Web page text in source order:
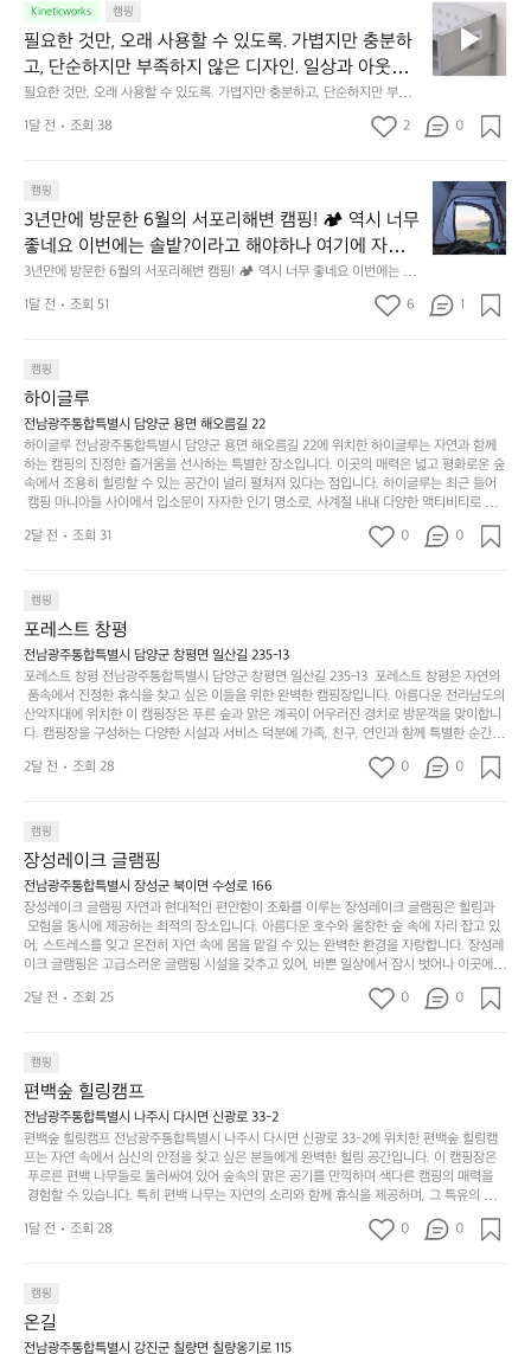
인
차
안
서
도
구
나
잠
에
기
까
이
걸
리
는
순
다.
그
럴
때
는
차
을
가
려
보
세
요.
튼
을
조
용
히
는 균형감에서 출발했습니다.  그중에서도 슬림함에 철
저히 집착했습니다. 튼튼한 내구도와 넉넉한 수납력을
해치치 않는 선에서, 가장 가볍고 얇게 설계했습니다.
이 디자인과 사용감은, 꼭 직접 손으로 만져보며 경험
해 보시기를 바랍니다.
철저히 집착했습니다. 튼튼한 내구도와 넉넉한 수납력을 해치치 않는 선에
서, 가장 가볍고 얇게 설계했습니다.  이 디자인과 사용감은, 꼭 직접 손으로
만져보며 경험해 보시기를 바랍니다.
0
년
이
넘
군
지
의
초
기
품
갑’입
니
다.
일
상
에
고
다
니
고
싶
어
는
크
기,
무
게,
이
의
아
주
미
Kineticworks 캠핑
필요한 것만, 오래 사용할 수 있도록. 가볍지만 충분하
고, 단순하지만 부족하지 않은 디자인. 일상과 아웃도
어의 경계를 자연스럽게 이어주는 RIDGE MOUNTAIN
GEAR. 키네틱웍스에서 만나보세요.
필요한 것만, 오래 사용할 수 있도록. 가볍지만 충분하고, 단순하지만 부족하
지 않은 디자인. 일상과 아웃도어의 경계를 자연스럽게 이어주는 RIDGE M
OUNTAIN GEAR. 키네틱웍스에서 만나보세요.
필
요
한
것
오
용
할
수
있
록.
분
하
고,
단
순
하
하
지
않
은
디
자
웃
도
어
의
경
럽
게
이
어
주
1달 전 조회 38 2 0
캠핑
3년만에 방문한 6월의 서포리해변 캠핑! 🏕 역시 너무
좋네요 이번에는 솔밭?이라고 해야하나 여기에 자리를
잡았는데 정말 시원하고 경치도 좋네요  서해치고 물도
맑은편, 아이들도 놀기 좋고 1박 2일은 넘 짧게 느껴지
네요  .1박 1동 1만원 (수금은 7시쯤, 동네에서 관리) .수
바로 화장실있음 .5분거리 cu .2분거리 음식점  항구에
서부터 해변까지 버스도 다니네요 ㅎㅎㅎ 아이들 엄청
좋아하네요 점심쯤도착해서 철수할때까지 물놀이 3
타임이나 했네요 ⛱️
3년만에 방문한 6월의 서포리해변 캠핑! 🏕 역시 너무 좋네요 이번에는 솔
밭?이라고 해야하나 여기에 자리를 잡았는데 정말 시원하고 경치도 좋네요
서해치고 물도 맑은편, 아이들도 놀기 좋고 1박 2일은 넘 짧게 느껴지네요  .
항구에서부터 해변까지 버스도 다니네요 ㅎㅎㅎ 아이들 엄청 좋아하네요 점
심쯤도착해서 철수할때까지 물놀이 3타임이나 했네요 ⛱️
년
만
에
문
포
리
해
변
캠
핑!
무
좋
네
요
이
이
라
고
해
야
하
리
를
잡
았
는
1달 전 조회 51 6 1
캠핑
하이글루
전남광주통합특별시 담양군 용면 해오름길 22
하이글루 전남광주통합특별시 담양군 용면 해오름길 22에 위치한 하이글루는 자연과 함께
하는 캠핑의 진정한 즐거움을 선사하는 특별한 장소입니다. 이곳의 매력은 넓고 평화로운 숲
속에서 조용히 힐링할 수 있는 공간이 널리 펼쳐져 있다는 점입니다. 하이글루는 최근 들어
캠핑 마니아들 사이에서 입소문이 자자한 인기 명소로, 사계절 내내 다양한 액티비티로 방
문객들을 맞이합니다. 특히, 하이글루의 독특한 시설인 글램핑 텐트는 고객들에게 아늑한 잠
자리를 제공하며, 캠핑의 매력을 한층 더해 줍니다. 밖에서는 자연의 소리를 들으며, 내부에
함께 좋은 시간을 보낼 수 있다는 것입니다. 또한, 하이글루 인근에는 다양한 트레킹 코스와
자전거 도로가 있어 아웃도어 활동을 좋아하는 이들에게 더욱 참조할 만한 장소가 됩니다.
담양의 아름다운 자연과 함께, 건강한 레저 활동을 즐기며 행복한 캠핑 경험을 쌓으실 수 있
습니다. 하이글루에서 특별한 순간을 만끽해보세요. 따뜻한 햇살과 함께하는 아침, 상징적인
담양의 죽녹원과 함께 어우러진 저녁, 그리고 고요한 밤하늘 아래에서 별을 바라보며 나누는
이야기들은 여러분의 캠핑 여행을 더욱 특별하게 만들어 줄 것입니다.  인기 정도: ★★★★
★
2달 전 조회 31 0 0
캠핑
포레스트 창평
전남광주통합특별시 담양군 창평면 일산길 235-13
포레스트 창평 전남광주통합특별시 담양군 창평면 일산길 235-13  포레스트 창평은 자연의
품속에서 진정한 휴식을 찾고 싶은 이들을 위한 완벽한 캠핑장입니다. 아름다운 전라남도의
산악지대에 위치한 이 캠핑장은 푸른 숲과 맑은 계곡이 어우러진 경치로 방문객을 맞이합니
다. 캠핑장을 구성하는 다양한 시설과 서비스 덕분에 가족, 친구, 연인과 함께 특별한 순간을
만들어갈 수 있는 최적의 공간이 됩니다.  포레스트 창평은 주말마다 직접 재배한 신선한 농
산물을 제공하는 캠핑장으로, 현지에서만 느낄 수 있는 자연의 맛을 경험할 수 있습니다. 또
으며 깊은 숙면을 취할 수 있는 기회를 제공합니다.  이곳은 자연과의 완벽한 조화를 이루며,
다채로운 야외 활동을 제공합니다. 특히 어린이들은 안전하게 놀 수 있는 놀이시설이 마련
되어 있어 부모님들과 함께 즐거운 시간을 보낼 수 있습니다. 주변의 다양한 관광지와 먹거
리를 탐험하는 재미도 포레스트 창평의 매력 중 하나입니다.  또한, 캠핑장을 방문한 후 지속
적으로 재방문하는 이들이 많아 인기가 날로 상승하고 있습니다. 포레스트 창평은 단순한 캠
핑 그 이상을 제공하며, 자연을 사랑하는 모든 이들에게 꼭 한번 경험해봐야 할 장소로 자리
잡았습니다.  인기 정도: ★★★★★
2달 전 조회 28 0 0
캠핑
장성레이크 글램핑
전남광주통합특별시 장성군 북이면 수성로 166
장성레이크 글램핑 자연과 현대적인 편안함이 조화를 이루는 장성레이크 글램핑은 힐링과
모험을 동시에 제공하는 최적의 장소입니다. 아름다운 호수와 울창한 숲 속에 자리 잡고 있
어, 스트레스를 잊고 온전히 자연 속에 몸을 맡길 수 있는 완벽한 환경을 자랑합니다. 장성레
이크 글램핑은 고급스러운 글램핑 시설을 갖추고 있어, 바쁜 일상에서 잠시 벗어나 이곳에
오면 사치스러운 휴식이 가능해집니다. 독립된 텐트에서 제공되는 특별한 불멍 공간은 소중
한 사람과 함께 따뜻한 이야기를 나눌 수 있는 소중한 시간을 만들어 줍니다. 또한, 주변의 자
을 창출하는 시간이 될 것입니다. 특히 식사를 좋아하는 분들에게는 매주 특별한 바비큐 파
티와 지역에서 나는 신선한 재료로 만든 다양한 요리를 제공하여 미각을 만족시켜 줍니다.
장성레이크 글램핑은 그 아름다운 경관과 최고 품질의 시설 덕분에 최근 몇 년 사이에 특히
주목받고 있는 캠핑장 중 하나입니다. 주말이면 방문객이 가득해 예약이 빠르게 차는 만큼
미리 일정을 계획하시는 것이 좋습니다. 나만의 프라이빗한 공간에서 가족 및 사랑하는 사
람들과 함께하세요. 당신의 대자연 속 힐링을 기다리는 장성레이크 글램핑은 언젠가 반드시
방문해봐야 할 명소로 자리매김하였습니다. 인기 정도: ★★★★★
2달 전 조회 25 0 0
캠핑
편백숲 힐링캠프
전남광주통합특별시 나주시 다시면 신광로 33-2
편백숲 힐링캠프 전남광주통합특별시 나주시 다시면 신광로 33-2에 위치한 편백숲 힐링캠
프는 자연 속에서 심신의 안정을 찾고 싶은 분들에게 완벽한 힐링 공간입니다. 이 캠핑장은
푸르른 편백 나무들로 둘러싸여 있어 숲속의 맑은 공기를 만끽하며 색다른 캠핑의 매력을
경험할 수 있습니다. 특히 편백 나무는 자연의 소리와 함께 휴식을 제공하며, 그 특유의 아로
마향이 심리적 안정감을 가져다줍니다. 이곳에서 아침 햇살을 맞으며 조용한 숲속에서의 커
피 한 잔은 그 어떤 도시의 카페에서 느끼기 힘든 특별함을 선사합니다. 편백숲 힐링캠프는
즐길 수 있는 기회도 많은데, 자전거를 타거나 숲속을 거닐며 다양한 생태계를 체험해보는
것도 일상의 스트레스를 잊게 해줍니다. 또한, 캠프파이어를 즐기며 별빛 아래서 시간을 보
내는 것은 일상에서 벗어나 새로운 여유를 찾는 방법입니다. 운영자는 항상 방문객의 편안함
과 안전을 최우선으로 생각하고 있으며, 깨끗하고 잘 관리된 시설을 자랑합니다. 가족들이
1달 전 조회 28 0 0
캠핑
온길
전남광주통합특별시 강진군 칠량면 칠량옹기로 115